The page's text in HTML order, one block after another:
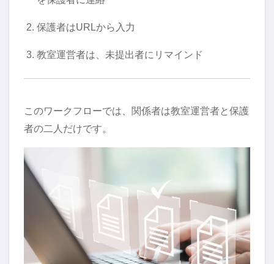
保護者はURLから入力
教室運営者は、未提出者にリマインド
このワークフローでは、関係者は教室運営者と保護
者の二人だけです。